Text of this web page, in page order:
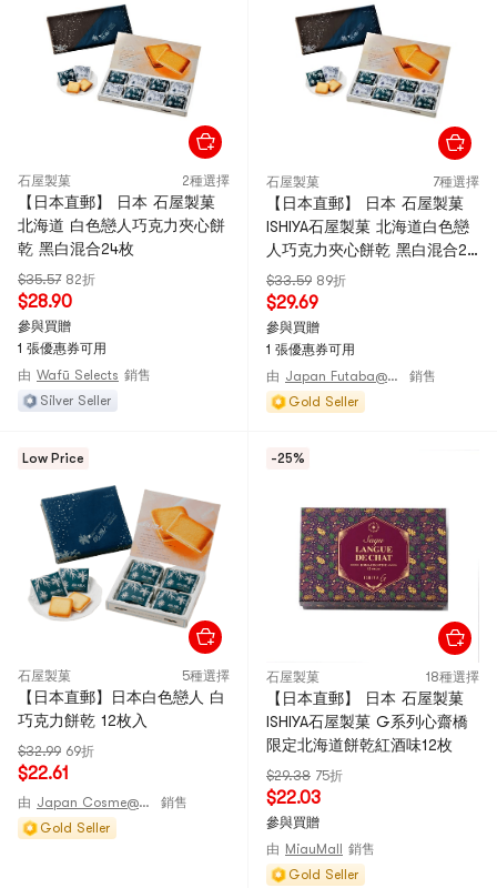
石屋製菓 2種選擇
【日本直郵】 日本 石屋製菓
北海道 白色戀人巧克力夾心餅
乾 黑白混合24枚
$35.57 82折
$28.90
參與買贈
1 張優惠券可用
由 Wafū Selects 銷售
Silver Seller
石屋製菓 7種選擇
【日本直郵】 日本 石屋製菓
ISHIYA石屋製菓 北海道白色戀
人巧克力夾心餅乾 黑白混合24
枚入禮必備
$33.59 89折
$29.69
參與買贈
1 張優惠券可用
由
Japan Futaba@JAPAN
銷售
Gold Seller
Low Price
石屋製菓 5種選擇
【日本直郵】日本白色戀人 白
巧克力餅乾 12枚入
$32.99 69折
$22.61
由 Japan Cosme@JAPAN
銷售
Gold Seller
-25%
石屋製菓 18種選擇
【日本直郵】 日本 石屋製菓
ISHIYA石屋製菓 G系列心齋橋
限定北海道餅乾紅酒味12枚
$29.38 75折
$22.03
參與買贈
由 MiauMall
銷售
Gold Seller